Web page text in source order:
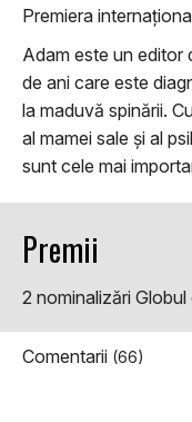
Premiera
Adam este un editor
de ani care este
la maduvă spinării.
al mamei sale și al
sunt cele mai
Premii
2 nominalizări Globul
Comentarii (66)